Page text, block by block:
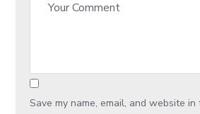
Save my name, email, and website